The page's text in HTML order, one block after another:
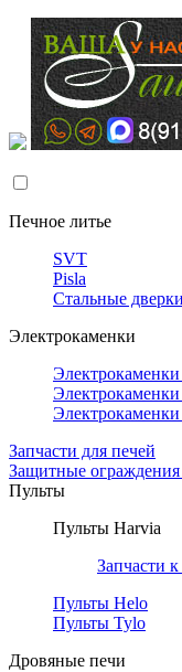
Печное литье
SVT
Pisla
Стальные
Электрокаменки
Запчасти для печей
Защитные
Пульты
Пульты Harvia
Запчасти
Пульты Helo
Пульты Tylo
Дровяные печи